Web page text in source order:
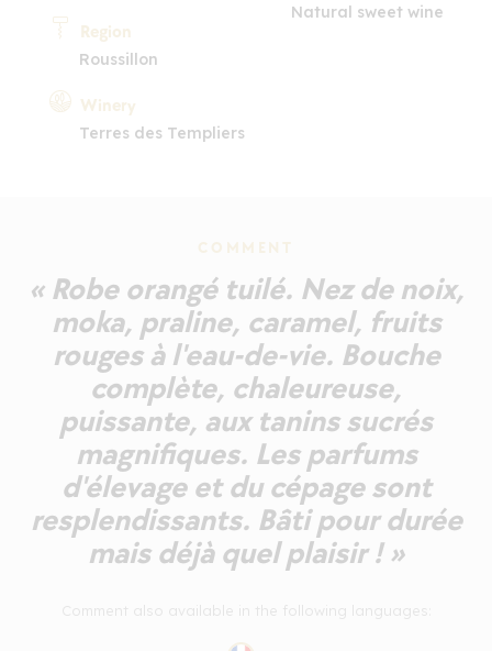
Region
Roussillon
Winery
Terres des Templiers
Natural sweet wine
COMMENT
« Robe orangé tuilé. Nez de noix,
moka, praline, caramel, fruits
rouges à l'eau-de-vie. Bouche
complète, chaleureuse,
puissante, aux tanins sucrés
magnifiques. Les parfums
d'élevage et du cépage sont
resplendissants. Bâti pour durée
mais déjà quel plaisir ! »